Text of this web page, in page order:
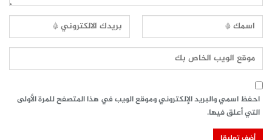
احفظ اسمي والبريد الإلكتروني وموقع الويب في هذا المتصفح للمرة الأولى
التي أعلق فيها.